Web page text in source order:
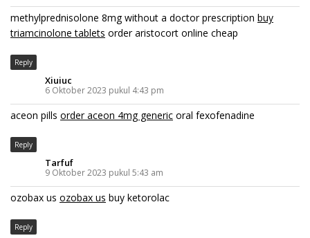
methylprednisolone 8mg without a doctor prescription buy
triamcinolone tablets order aristocort online cheap
Reply
Xiuiuc
6 Oktober 2023 pukul 4:43 pm
aceon pills order aceon 4mg generic oral fexofenadine
Reply
Tarfuf
9 Oktober 2023 pukul 5:43 am
ozobax us ozobax us buy ketorolac
Reply